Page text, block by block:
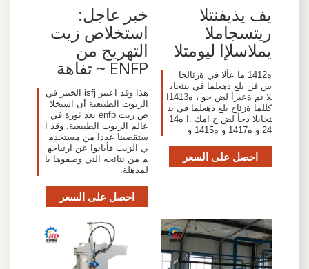
يف يذيفنتلا
ريتسجاملا
يملاسلإا ليومتلا
ه1412 ما عألا في ةزئالجا
س فن ىلع دهعلما في ينثحاب
كللما ةزئاج ىلع دهعلما في ين
ثحابلا دحأ لض ح امك .ا ه14
24 و ه1417 و ه1415 و
احصل على السعر
خبر عاجل:
استخلاص زيت
التهريج من
ENFP ~ تفاهة
هذا وقد اعتبر isfj الخبير في
الزيوت الطبيعية أن استخلا
ص زيت enfp يعد ثورة في
عالم الزيوت الطبيعية. وقد ا
ستقصينا عددا من مستخدم
ي الزيت فأبانوا عن ارتياحه
م من نتائجه التي وصفوها با
لمذهلة.
احصل على السعر